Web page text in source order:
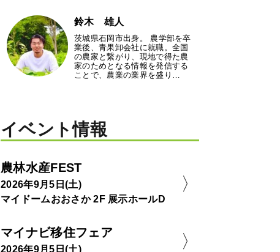
鈴木 雄人
茨城県石岡市出身。 農学部を卒
業後、青果卸会社に就職。全国
の農家と繋がり、現地で得た農
家のためとなる情報を発信する
ことで、農業の業界を盛り…
イベント情報
農林水産FEST
2026年9月5日(土)
マイドームおおさか 2F 展示ホールD
マイナビ移住フェア
2026年9月5日(土)